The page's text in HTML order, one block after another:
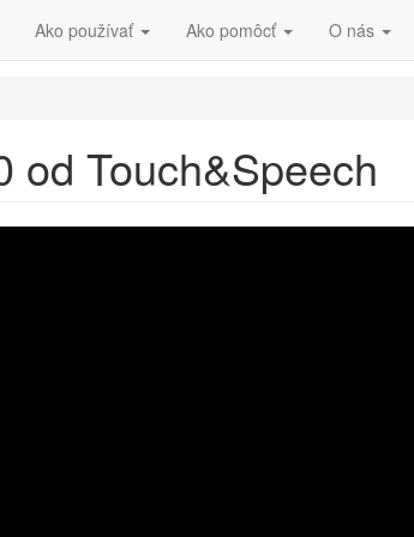
Ako používať Ako pomôcť O nás
od Touch&Speech